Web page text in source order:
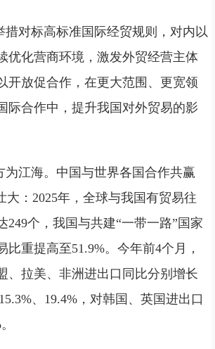
措对标高标准国际经贸规则，对内以
优化营商环境，激发外贸经营主体
开放促合作，在更大范围、更宽领
际合作中，提升我国对外贸易的影
为江海。中国与世界各国合作共赢
大：2025年，全球与我国有贸易往
249个，我国与共建“一带一路”国家
比重提高至51.9%。今年前4个月，
、拉美、非洲进出口同比分别增长
、19.4%，对韩国、英国进出口